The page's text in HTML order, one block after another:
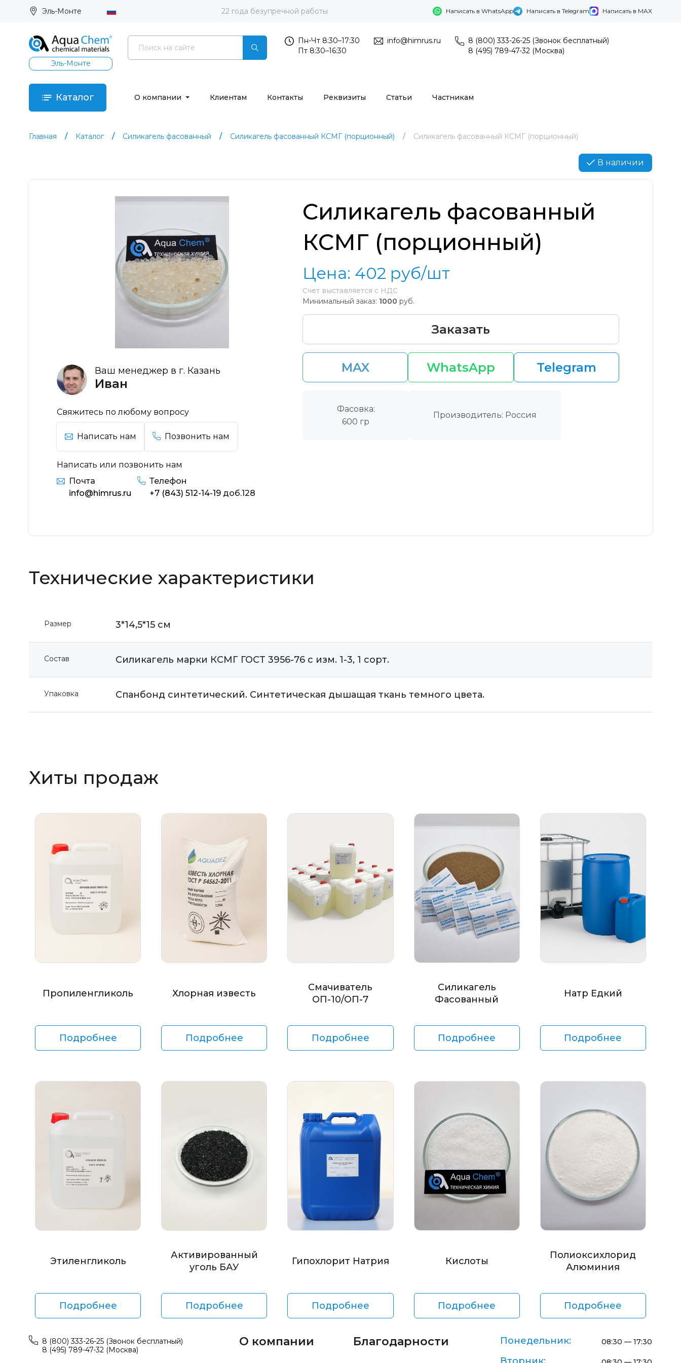
Эль-Монте 22 года безупречной работы Написать в WhatsApp Написать в Telegram Написать в MAX
Эль-Монте
Пн-Чт 8:30–17:30
Пт 8:30–16:30
info@himrus.ru
8 (800) 333-26-25 (Звонок бесплатный)
8 (495) 789-47-32 (Москва)
Каталог О компании Клиентам Контакты Реквизиты Статьи Частникам
Главная Каталог Силикагель фасованный Силикагель фасованный КСМГ (порционный) Силикагель фасованный КСМГ (порционный)
В наличии
Ваш менеджер в г. Казань
Иван
Свяжитесь по любому вопросу
Написать нам Позвонить нам
Написать или позвонить нам
Почта
info@himrus.ru
Телефон
+7 (843) 512-14-19 доб.128
Силикагель фасованный
КСМГ (порционный)
Цена: 402 руб/шт
Счет выставляется с НДС
Минимальный заказ: 1000 руб.
Заказать
MAX WhatsApp Telegram
Фасовка:
600 гр
Производитель: Россия
Технические характеристики
Размер 3*14,5*15 см
Состав Силикагель марки КСМГ ГОСТ 3956-76 с изм. 1-3, 1 сорт.
Упаковка Спанбонд синтетический. Синтетическая дышащая ткань темного цвета.
Хиты продаж
Пропиленгликоль
Подробнее
Хлорная известь
Подробнее
Смачиватель
ОП-10/ОП-7
Подробнее
Силикагель
Фасованный
Подробнее
Натр Едкий
Подробнее
Этиленгликоль
Подробнее
Активированный
уголь БАУ
Подробнее
Гипохлорит Натрия
Подробнее
Кислоты
Подробнее
Полиоксихлорид
Алюминия
Подробнее
8 (800) 333-26-25 (Звонок бесплатный)
8 (495) 789-47-32 (Москва)
О компании Благодарности Понедельник: 08:30 — 17:30